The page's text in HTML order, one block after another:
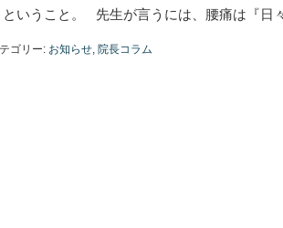
ということ。 先生が言うには、腰痛は『
ゴリー: お知らせ, 院長コラム